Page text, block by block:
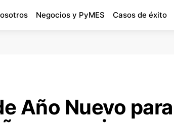
Negocios y PyMES Casos de éxito
Año Nuevo para